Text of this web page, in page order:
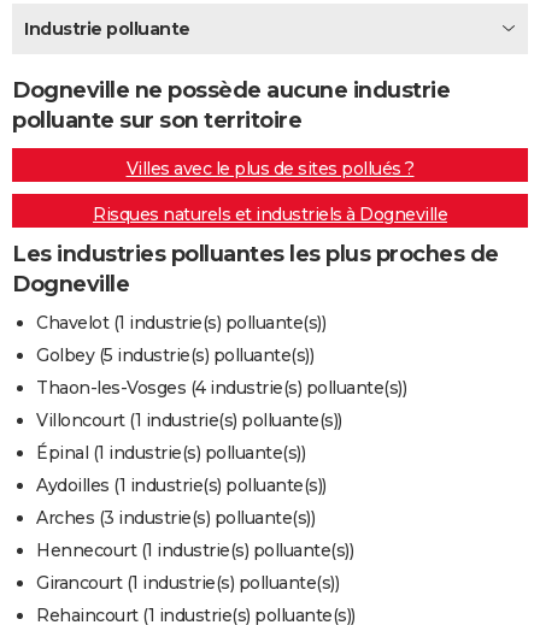
Destinations
City break
Voyage nature
Voyage de noces
Forum
Climat
+PHOTO
GUIDES D'ACHAT
BONS PLANS
CARTE DE VOEUX
Carte de Noël
Carte Bonne année
Carte Saint-Valentin
Carte Pâques
Carte d'anniversaire
DICTIONNAIRE
Dictionnaire
Biographies
Citations
Expressions
Proverbes
PROGRAMME TV
COPAINS D'AVANT
S'inscrire
Se connecter
Lycées
Collèges
Primaires
Universités
Entreprises
Service militaire
Avis de recherche
AVIS DE DÉCÈS
FORUM
Bricolage
Lifestyle
Culture
Sport
Auto
Television
Voyage
Cinema
Industrie polluante
Dogneville ne possède aucune industrie
polluante sur son territoire
Villes avec le plus de sites pollués ?
Risques naturels et industriels à Dogneville
Les industries polluantes les plus proches de
Dogneville
Chavelot (1 industrie(s) polluante(s))
Golbey (5 industrie(s) polluante(s))
Thaon-les-Vosges (4 industrie(s) polluante(s))
Villoncourt (1 industrie(s) polluante(s))
Épinal (1 industrie(s) polluante(s))
Aydoilles (1 industrie(s) polluante(s))
Arches (3 industrie(s) polluante(s))
Hennecourt (1 industrie(s) polluante(s))
Girancourt (1 industrie(s) polluante(s))
Rehaincourt (1 industrie(s) polluante(s))